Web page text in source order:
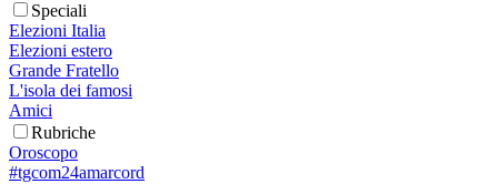
Speciali
Elezioni Italia
Elezioni estero
Grande Fratello
L'isola dei famosi
Amici
Rubriche
Oroscopo
#tgcom24amarcord